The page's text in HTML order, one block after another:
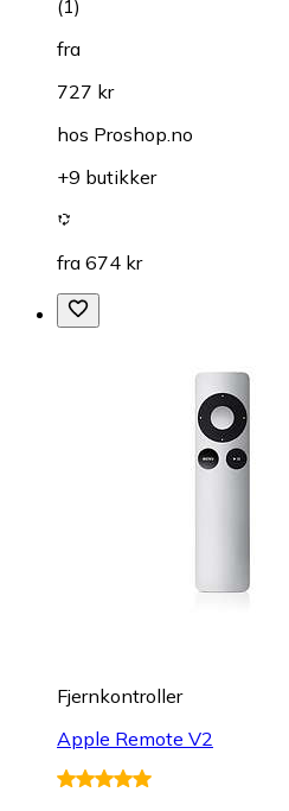
(1)
fra
727 kr
hos Proshop.no
+9 butikker
fra 674 kr
Fjernkontroller
Apple Remote V2